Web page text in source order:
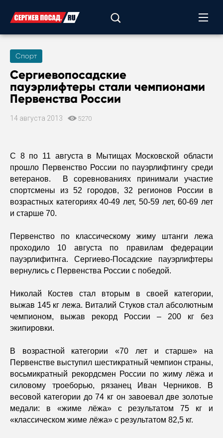
Спорт
Сергиевопосадские
пауэрлифтеры стали чемпионами
Первенства России
14 августа 2013 5270
С 8 по 11 августа в Мытищах Московской области
прошло Первенство России по пауэрлифтингу среди
ветеранов. В соревнованиях принимали участие
спортсмены из 52 городов, 32 регионов России в
возрастных категориях 40-49 лет, 50-59 лет, 60-69 лет
и старше 70.
Первенство по классическому жиму штанги лежа
проходило 10 августа по правилам федерации
пауэрлифитнга. Сергиево-Посадские пауэрлифтеры
вернулись с Первенства России с победой.
Николай Костев стал вторым в своей категории,
выжав 145 кг лежа. Виталий Стуков стал абсолютным
чемпионом, выжав рекорд России – 200 кг без
экипировки.
В возрастной категории «70 лет и старше» на
Первенстве выступил шестикратный чемпион страны,
восьмикратный рекордсмен России по жиму лёжа и
силовому троеборью, рязанец Иван Черников. В
весовой категории до 74 кг он завоевал две золотые
медали: в «жиме лёжа» с результатом 75 кг и
«классическом жиме лёжа» с результатом 82,5 кг.